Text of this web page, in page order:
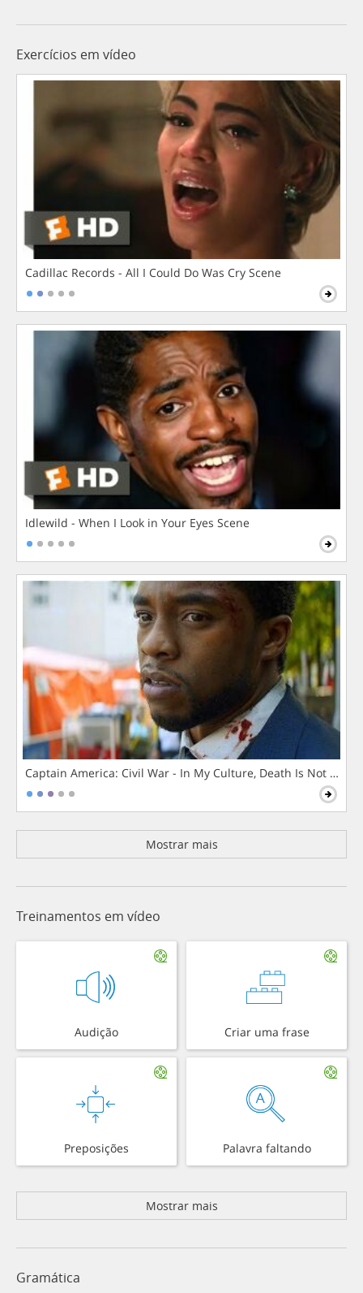
Exercícios em vídeo
Cadillac Records - All I Could Do Was Cry Scene
Idlewild - When I Look in Your Eyes Scene
Captain America: Civil War - In My Culture, Death Is Not The
Mostrar mais
Treinamentos em vídeo
Audição Criar uma frase
Preposições Palavra faltando
Mostrar mais
Gramática